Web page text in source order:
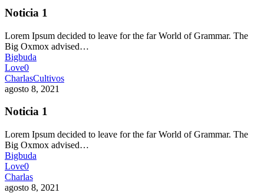
Noticia 1
Lorem Ipsum decided to leave for the far World of Grammar. The
Big Oxmox advised…
Bigbuda
Love0
CharlasCultivos
agosto 8, 2021
Noticia 1
Lorem Ipsum decided to leave for the far World of Grammar. The
Big Oxmox advised…
Bigbuda
Love0
Charlas
agosto 8, 2021